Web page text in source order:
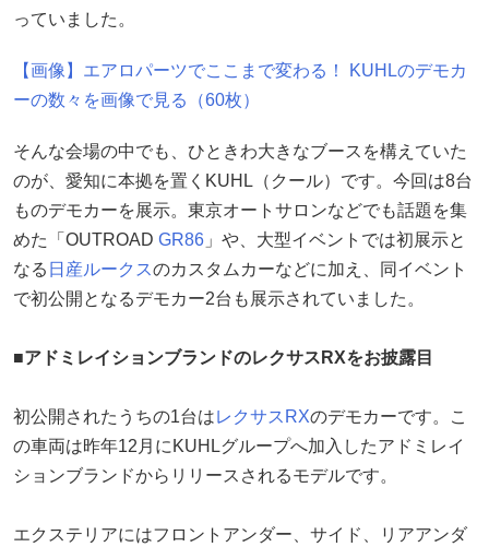
っていました。
【画像】エアロパーツでここまで変わる！ KUHLのデモカ
ーの数々を画像で見る（60枚）
そんな会場の中でも、ひときわ大きなブースを構えていた
のが、愛知に本拠を置くKUHL（クール）です。今回は8台
ものデモカーを展示。東京オートサロンなどでも話題を集
めた「OUTROAD GR86 」や、大型イベントでは初展示と
なる 日産ルークスのカスタムカーなどに加え、同イベント
で初公開となるデモカー2台も展示されていました。
■アドミレイションブランドのレクサスRXをお披露目
初公開されたうちの1台はレクサス RXのデモカーです。こ
の車両は昨年12月にKUHLグループへ加入したアドミレイ
ションブランドからリリースされるモデルです。
エクステリアにはフロントアンダー、サイド、リアアンダ